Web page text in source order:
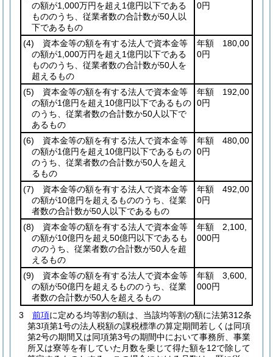
の額が1,000万円を超え1億円以下である
もののうち、従業者数の合計数が50人以
下であるもの
0円
(4) 資本金等の額を有する法人で資本金等
の額が1,000万円を超え1億円以下である
もののうち、従業者数の合計数が50人を
超えるもの
年額 180,00
0円
(5) 資本金等の額を有する法人で資本金等
の額が1億円を超え10億円以下であるもの
のうち、従業者数の合計数か50人以下で
あるもの
年額 192,00
0円
(6) 資本金等の額を有する法人で資本金等
の額が1億円を超え10億円以下であるもの
のうち、従業者数の合計数が50人を超え
るもの
年額 480,00
0円
(7) 資本金等の額を有する法人で資本金等
の額が10億円を超えるもののうち、従業
者数の合計数が50人以下であるもの
年額 492,00
0円
(8) 資本金等の額を有する法人で資本金等
の額が10億円を超え50億円以下であるも
ののうち、従業者数の合計数が50人を超
えるもの
年額 2,100,
000円
(9) 資本金等の額を有する法人で資本金等
の額が50億円を超えるもののうち、従業
者数の合計数が50人を超えるもの
年額 3,600,
000円
3 前項に定める均等割の額は、当該均等割の額に法第312条
第3項第1号の法人税額の課税標準の算定期間若しくは同項
第2号の期間又は同項第3号の期間中において事務所、事業
所又は寮等を有していた月数を乗じて得た額を12で除して